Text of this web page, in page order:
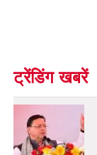
ट्रेंडिंग खबरें